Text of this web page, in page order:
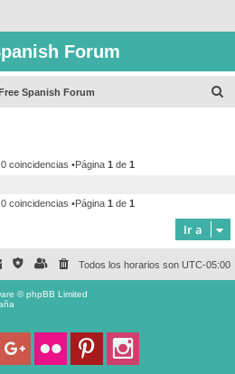
Forum
Spanish Forum
coincidencias •Página 1 de 1
coincidencias •Página 1 de 1
Ir a
Todos los horarios son UTC-05:00
© phpBB Limited